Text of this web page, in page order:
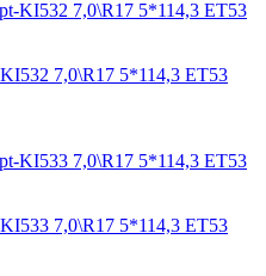
7,0\R17 5*114,3 ET53
7,0\R17 5*114,3 ET53